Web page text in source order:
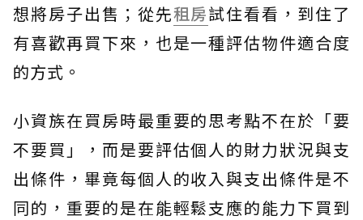
想將房子出售；從先租房試住看看，到住了
有喜歡再買下來，也是一種評估物件適合度
的方式。
小資族在買房時最重要的思考點不在於「要
不要買」，而是要評估個人的財力狀況與支
出條件，畢竟每個人的收入與支出條件是不
同的，重要的是在能輕鬆支應的能力下買到